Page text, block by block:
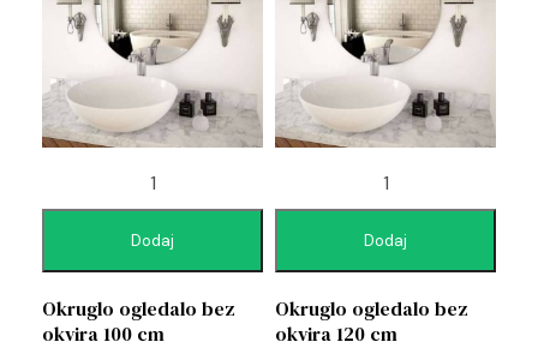
Dodaj
Okruglo ogledalo bez
okvira 100 cm
Dodaj
Okruglo ogledalo bez
okvira 120 cm